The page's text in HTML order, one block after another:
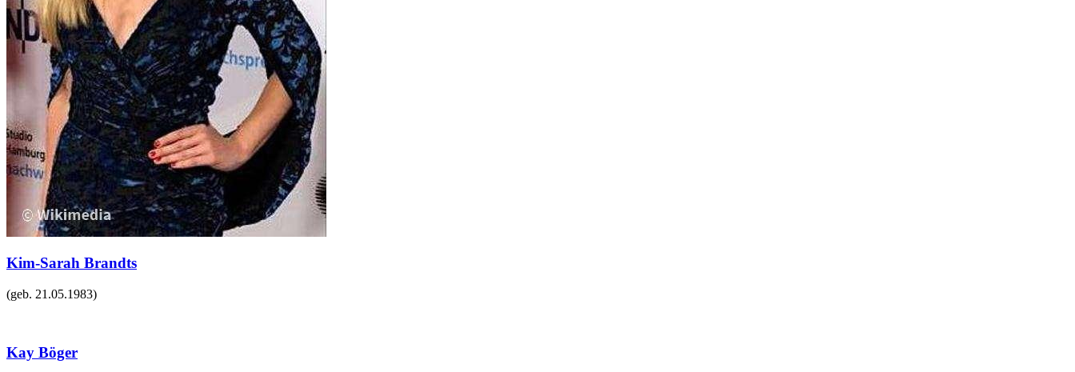
Kim-Sarah Brandts
(geb. 21.05.1983)
Kay Böger